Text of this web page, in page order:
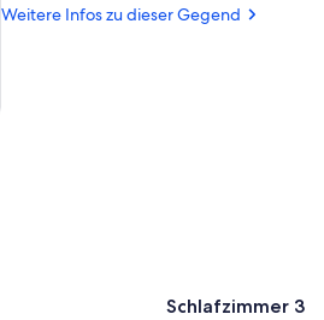
Portiello
de
von
Weitere Infos zu dieser Gegend
Schlafzimmer 3